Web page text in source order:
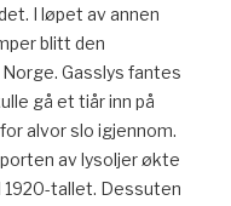
I løpet av annen
blitt den
Gasslys fantes
gå et tiår inn på
alvor slo igjennom.
av lysoljer økte
tallet. Dessuten